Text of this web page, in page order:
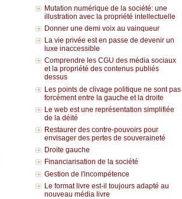
Mutation numérique de la société: une
illustration avec la propriété intellectuelle
Donner une demi voix au vainqueur
La vie privée est en passe de devenir un
luxe inaccessible
Comprendre les CGU des média sociaux
et la propriété des contenus publiés
dessus
Les points de clivage politique ne sont pas
forcément entre la gauche et la droite
Le web est une représentation simplifiée
de la déité
Restaurer des contre-pouvoirs pour
envisager des pertes de souveraineté
Droite gauche
Financiarisation de la société
Gestion de l'incompétence
Le format livre est-il toujours adapté au
nouveau média livre